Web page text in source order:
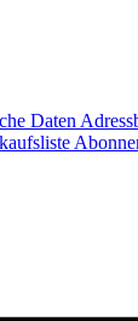
Daten